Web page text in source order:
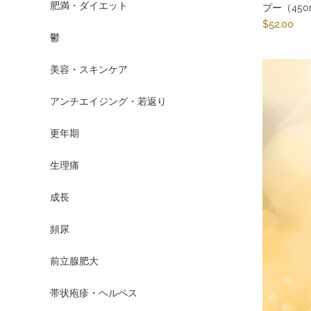
肥満・ダイエット
鬱
美容・スキンケア
アンチエイジング・若返り
更年期
生理痛
成長
頻尿
前立腺肥大
帯状疱疹・ヘルペス
プー（
$52.00